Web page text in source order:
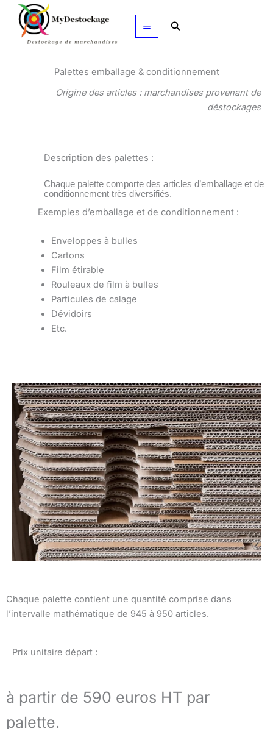
Aller
contenu
Rechercher
Palettes emballage & conditionnement
Origine des articles : marchandises provenant de
déstockages
Description des palettes :
Chaque palette comporte des articles d’emballage et de
conditionnement très diversifiés.
Exemples d’emballage et de conditionnement :
Enveloppes à bulles
Cartons
Film étirable
Rouleaux de film à bulles
Particules de calage
Dévidoirs
Etc.
Chaque palette contient une quantité comprise dans
l’intervalle mathématique de 945 à 950 articles.
Prix unitaire départ :
à partir de 590 euros HT par
palette.